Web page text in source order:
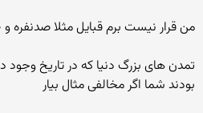
من قرار نیست برم قبایل مثلا صدنفره و ۵۰ نفرهرو بررسی کنم
تمدن های بزرگ دنیا که در تاریخ وجود
بودند شما اگر مخالفی مثال بیار